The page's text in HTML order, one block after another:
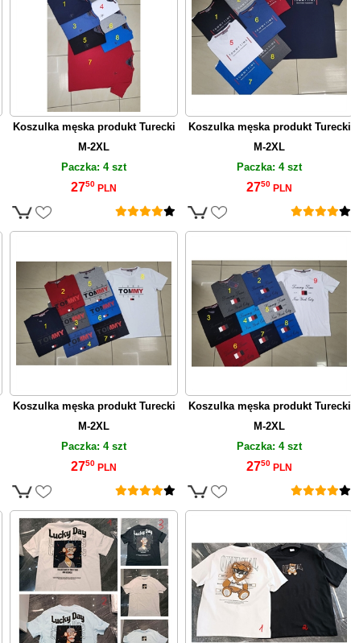
Koszulka męska produkt Turecki
M-2XL
Paczka: 4 szt
2750 PLN
Koszulka męska produkt Turecki
M-2XL
Paczka: 4 szt
2750 PLN
Koszulka męska produkt Turecki
M-2XL
Paczka: 4 szt
2750 PLN
Koszulka męska produkt Turecki
M-2XL
Paczka: 4 szt
2750 PLN